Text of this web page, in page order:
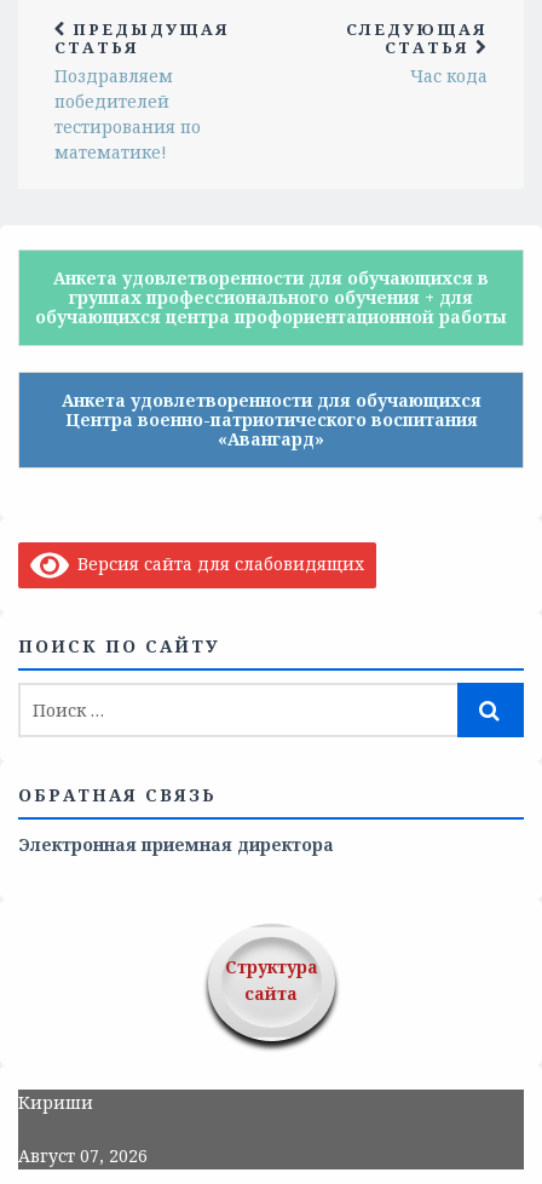
ПРЕДЫДУЩАЯ
СТАТЬЯ
Поздравляем
победителей
тестирования по
математике!
СЛЕДУЮЩАЯ
СТАТЬЯ
Час кода
Анкета удовлетворенности для обучающихся в
группах профессионального обучения + для
обучающихся центра профориентационной работы
Анкета удовлетворенности для обучающихся
Центра военно-патриотического воспитания
«Авангард»
Версия сайта для слабовидящих
ПОИСК ПО САЙТУ
ОБРАТНАЯ СВЯЗЬ
Электронная приемная директора
Структура
сайта
Кириши
Август 07, 2026